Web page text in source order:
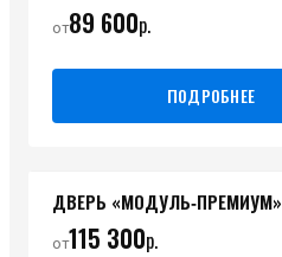
от89 600р.
ПОДРОБНЕЕ
ДВЕРЬ «МОДУЛЬ‑ПРЕМИУМ»
от115 300р.